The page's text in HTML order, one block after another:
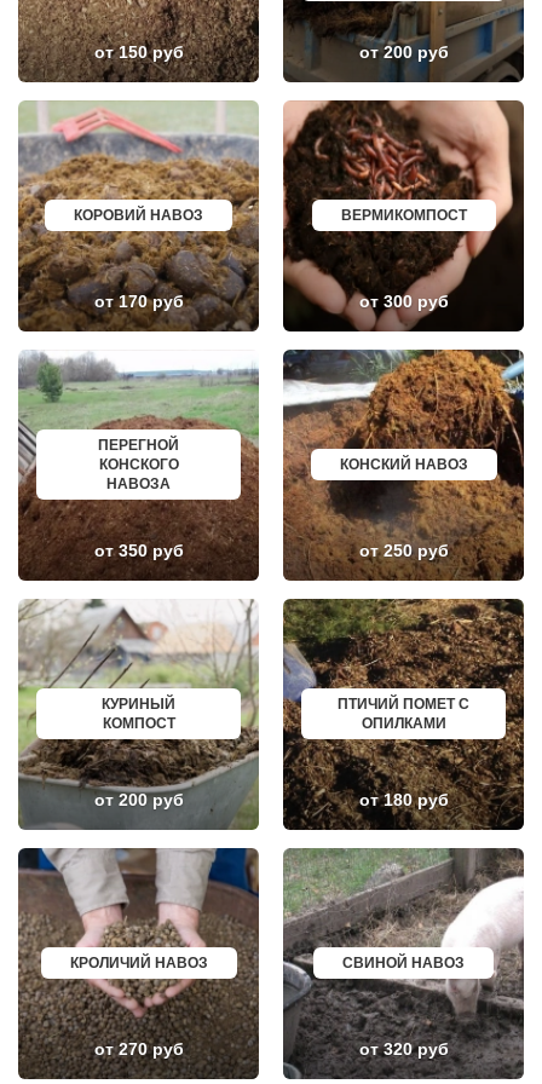
ГОРКИ-10
ДАВЫДОВО
ДЕДЕНЕВО
ДЕДОВСК
ДЕМИХОВО
ДЗЕРЖИНСКИЙ
ДМИТРОВ
ДОЛГОПРУДНЫЙ
ДОМОДЕДОВО
ДОРОХОВО
ДРЕЗНА
ДРУЖБА
ДУБКИ
ДУБНА
ДУБОВАЯ РОЩА
ЕГОРЬЕВСК
ЖЕЛЕЗНОДОРОЖНЫЙ
ЖИЛЕВО
ЖУКОВСКИЙ
ЗАГОРЯНСКИЙ
ЗАПРУДНЯ
ЗАРАЙСК
ЗАРЕЧЬЕ
ЗВЕНИГОРОД
ЗЕЛЕНОГРАД
ЗЕЛЕНОГРАДСКИЙ
ЗНАМЯ ОКТЯБРЯ
ИВАНТЕЕВКА
ИКША
ИСТРА
КАЛИНИНЕЦ
КАШИРА
КИЕВСКИЙ
КЛИМОВСК
КЛИН
КЛЯЗЬМА
КНУТОВО
КОЖИНО
КОКОШКИНО
КОЛЮБАКИНО
КОММУНАРКА
КОРЕНЕВО
КОРОЛЕВ
КОСИНО
КОТЕЛЬНИКИ
КРАСКОВО
КРАСНАЯ ПАХРА
КРАСНОАРМЕЙСК
КРАСНОГОРСК
КРАСНОЗАВОДСК
КРАСНОЗНАМЕНСК
КРАТОВО
КРЮКОВО
КУБИНКА
ДМИТРИЕВ
ПЕТРОПАВЛОВСК КАМЧАТСКИЙ
АПШЕРОНСК
ВЕЛИКИЕ ЛУКИ
ЛОМОНОСОВ
НИЖНЕКАМСК
КАСПИЙСК
АЧИНСК
ЧЕРКЕССК
ЖЕЛЕЗНОГОРСК
АСБЕСТ
БОРИСОГЛЕБСК
БУЗУЛУК
ЕССЕНТУКИ
КАНСК
ТОСНО
ЭЛИСТА
ХАСАВЮРТ
УХТА
НОРИЛЬСК
РЕЖ
НОВОАЛТАЙСК
НЕВИННОМЫССК
ГОРНО АЛТАЙСК
КИНЕШМА
СЕРОВ
АЛЬМЕТЬЕВСК
ГРОЗНЫЙ
ЗЛАТОУСТ
НОВОЧЕБОКСАРСК
МИРНЫЙ
ГЕОРГИЕВСК
НОВОКУЙБЫШЕВСК
МИНЕРАЛЬНЫЕ ВОДЫ
ЕЛАБУГА
ЕЛЕЦ
ПАВЛОВО
КИСЛОВОДСК
КРОПОТКИН
УСОЛЬЕ
НИЖНЕВАРТОВСК
КОРЕНОВСК
ПИОНЕРСКИЙ
КИРИШИ
САРОВ
ЧАПАЕВСК
АЛЕКСИН
БЕЛОРЕЧЕНСК
БОЛЬШОЙ КАМЕНЬ
КИРЖАЧ
ПРИОЗЕРСК
САЛЬСК
ТОБОЛЬСК
ВОТКИНСК
КИЗЛЯР
от 150 руб от 200 руб
КОРОВИЙ НАВОЗ
от 170 руб
ВЕРМИКОМПОСТ
от 300 руб
ПЕРЕГНОЙ
КОНСКОГО
НАВОЗА
от 350 руб
КОНСКИЙ НАВОЗ
от 250 руб
КУРИНЫЙ
КОМПОСТ
от 200 руб
ПТИЧИЙ ПОМЕТ С
ОПИЛКАМИ
от 180 руб
КРОЛИЧИЙ НАВОЗ
от 270 руб
СВИНОЙ НАВОЗ
от 320 руб